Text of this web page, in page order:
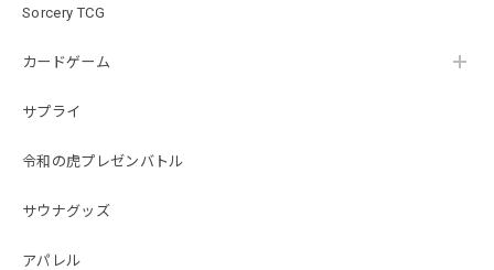
Sorcery TCG
カードゲーム
サプライ
令和の虎プレゼンバトル
サウナグッズ
アパレル